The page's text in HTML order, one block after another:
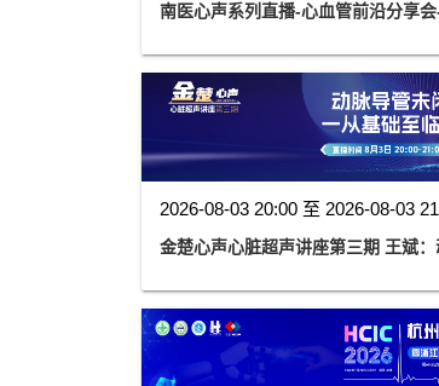
南医心声系列直播-心血管前沿分享
2026-08-03 20:00 至 2026-08-03
金楚心声心脏超声讲座第三期 王斌